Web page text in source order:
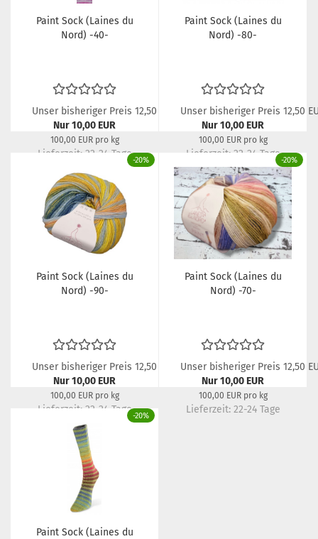
Paint Sock (Laines du
Nord) -40-
Unser bisheriger Preis 12,50 EUR
Nur 10,00 EUR
100,00 EUR pro kg
Lieferzeit: 22-24 Tage
Paint Sock (Laines du
Nord) -80-
Unser bisheriger Preis 12,50
Nur 10,00 EUR
100,00 EUR pro kg
Lieferzeit: 22-24 Tage
-20%
Paint Sock (Laines du
Nord) -90-
Unser bisheriger Preis 12,50 EUR
Nur 10,00 EUR
100,00 EUR pro kg
Lieferzeit: 22-24 Tage
-20%
Paint Sock (Laines du
Nord) -70-
Unser bisheriger Preis 12,50
Nur 10,00 EUR
100,00 EUR pro kg
Lieferzeit: 22-24 Tage
-20%
Paint Sock (Laines du